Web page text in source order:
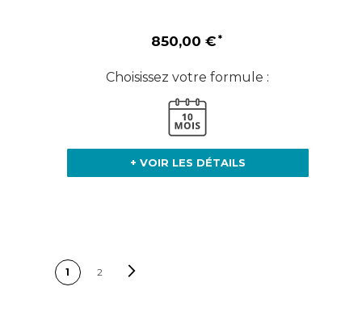
850,00 €
Choisissez votre formule :
+ VOIR LES DÉTAILS
Vous lisez
1 2